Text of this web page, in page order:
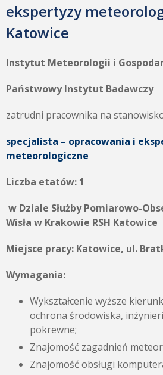
ekspertyzy
Katowice
Instytut Meteorologii i
Państwowy Instytut Badawczy
zatrudni pracownika na
specjalista – opracowania i
meteorologiczne
Liczba etatów: 1
w Dziale Służby Pomiarowo-
Wisła w Krakowie RSH Katowice
Miejsce pracy: Katowice, ul.
Wymagania:
Wykształcenie wyższe
ochrona środowiska,
pokrewne;
Znajomość zagadnień
Znajomość obsługi